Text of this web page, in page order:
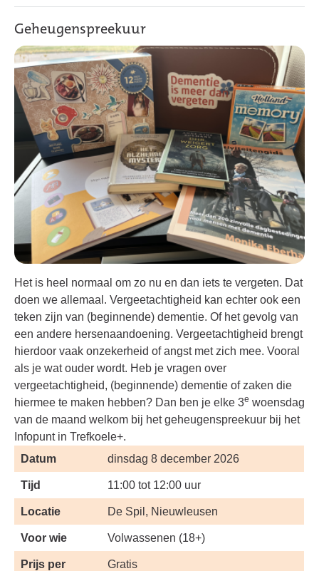
Geheugenspreekuur
Het is heel normaal om zo nu en dan iets te vergeten. Dat
doen we allemaal. Vergeetachtigheid kan echter ook een
teken zijn van (beginnende) dementie. Of het gevolg van
een andere hersenaandoening. Vergeetachtigheid brengt
hierdoor vaak onzekerheid of angst met zich mee. Vooral
als je wat ouder wordt. Heb je vragen over
vergeetachtigheid, (beginnende) dementie of zaken die
hiermee te maken hebben? Dan ben je elke 3e woensdag
van de maand welkom bij het geheugenspreekuur bij het
Infopunt in Trefkoele+.
Datum
dinsdag 8 december 2026
Tijd 11:00 tot 12:00 uur
Locatie De Spil, Nieuwleusen
Voor wie Volwassenen (18+)
Prijs per
Gratis